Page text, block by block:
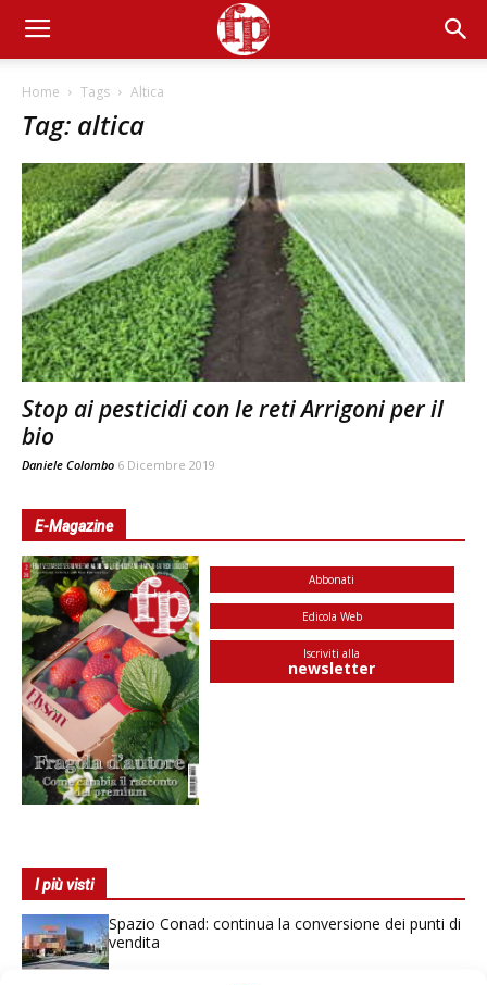
Home Tags Altica
Tag: altica
Stop ai pesticidi con le reti Arrigoni per il
bio
Daniele Colombo 6 Dicembre 2019
E-Magazine
Abbonati
Edicola Web
Iscriviti alla
newsletter
I più visti
Spazio Conad: continua la conversione dei punti di
vendita